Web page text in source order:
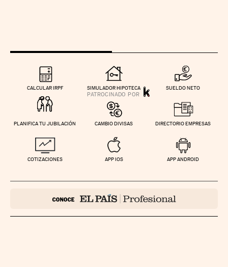
CALCULAR IRPF SIMULADOR HIPOTECA SUELDO NETO
PLANIFICA TU JUBILACIÓN CAMBIO DIVISAS DIRECTORIO EMPRESAS
COTIZACIONES APP IOS APP ANDROID